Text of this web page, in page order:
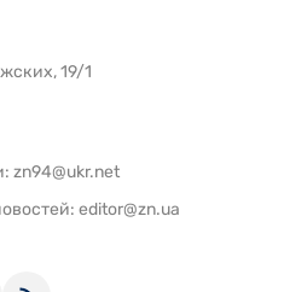
19/1
zn94@ukr.net
editor@zn.ua